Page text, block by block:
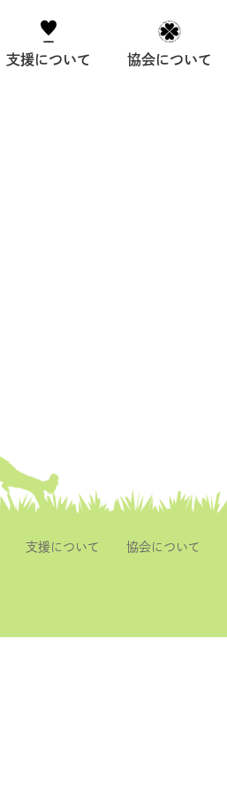
支援について 協会について
支援について 協会について